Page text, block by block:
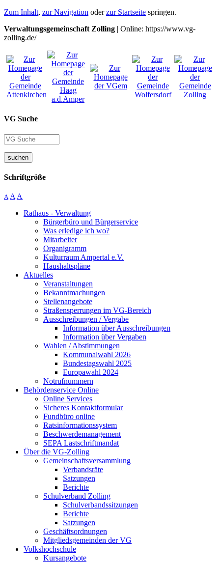
Zum Inhalt, zur Navigation oderzur Startseite springen.
Verwaltungsgemeinschaft Zolling | Online: https://www.vg-
zolling.de/
VG Suche
suchen
Schriftgröße
A A A
Rathaus - Verwaltung
Bürgerbüro und Bürgerservice
Was erledige ich wo?
Mitarbeiter
Organigramm
Kulturraum Ampertal e.V.
Haushaltspläne
Aktuelles
Veranstaltungen
Bekanntmachungen
Stellenangebote
Straßensperrungen im VG-Bereich
Ausschreibungen / Vergabe
Information über Ausschreibungen
Information über Vergaben
Wahlen / Abstimmungen
Kommunalwahl 2026
Bundestagswahl 2025
Europawahl 2024
Notrufnummern
Behördenservice Online
Online Services
Sicheres Kontaktformular
Fundbüro online
Ratsinformationssystem
Beschwerdemanagement
SEPA Lastschriftmandat
Über die VG-Zolling
Gemeinschaftsversammlung
Verbandsräte
Satzungen
Berichte
Schulverband Zolling
Schulverbandssitzungen
Berichte
Satzungen
Geschäftsordnungen
Mitgliedsgemeinden der VG
Volkshochschule
Kursangebote